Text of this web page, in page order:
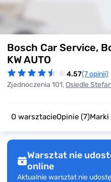
Bosch Car Service,
KW AUTO
4.57(7 opinii)
Zjednoczenia 101, Osiedle
O warsztacieOpinie (7)Marki
Warsztat nie
online
Aktualnie warsztat nie